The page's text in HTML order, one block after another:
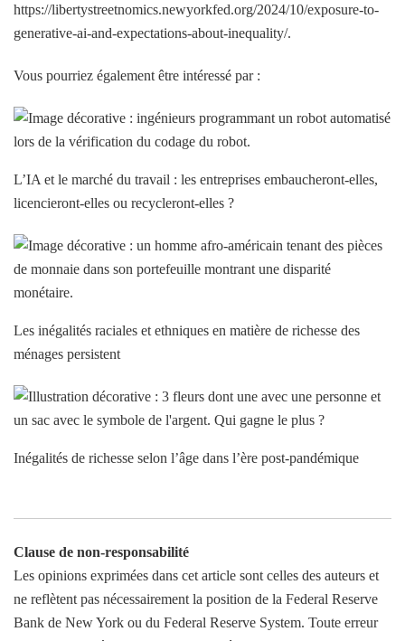
https://libertystreetnomics.newyorkfed.org/2024/10/exposure-to-
generative-ai-and-expectations-about-inequality/.
Vous pourriez également être intéressé par :
L’IA et le marché du travail : les entreprises embaucheront-elles,
licencieront-elles ou recycleront-elles ?
Les inégalités raciales et ethniques en matière de richesse des
ménages persistent
Inégalités de richesse selon l’âge dans l’ère post-pandémique
Clause de non-responsabilité
Les opinions exprimées dans cet article sont celles des auteurs et
ne reflètent pas nécessairement la position de la Federal Reserve
Bank de New York ou du Federal Reserve System. Toute erreur